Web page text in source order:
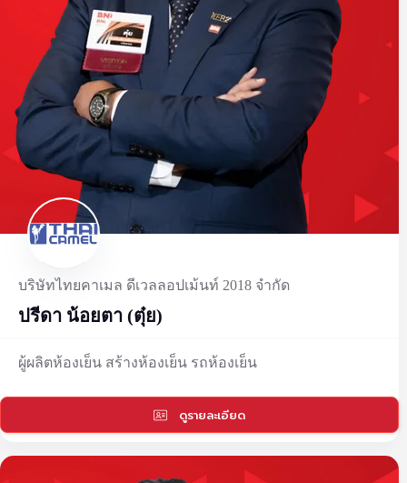
บริษัทไทยคาเมล ดีเวลลอปเม้นท์ 2018 จำกัด
ปรีดา น้อยตา (ตุ๋ย)
ผู้ผลิตห้องเย็น สร้างห้องเย็น รถห้องเย็น
ดูรายละเอียด